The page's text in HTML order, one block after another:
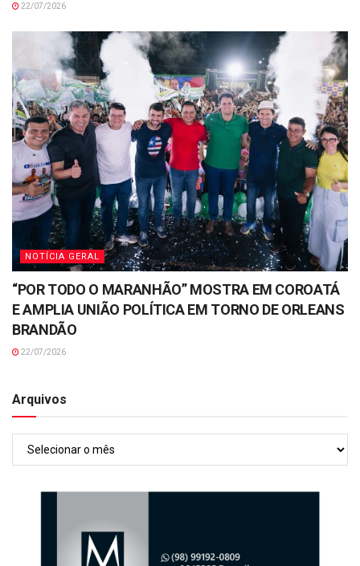
22/07/2026
NOTÍCIA GERAL
“POR TODO O MARANHÃO” MOSTRA EM COROATÁ
E AMPLIA UNIÃO POLÍTICA EM TORNO DE ORLEANS
BRANDÃO
22/07/2026
Arquivos
Arquivos